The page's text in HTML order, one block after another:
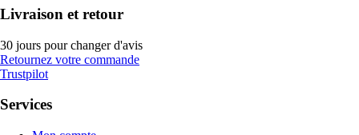
Livraison et retour
30 jours pour changer d'avis
Retournez votre commande
Trustpilot
Services